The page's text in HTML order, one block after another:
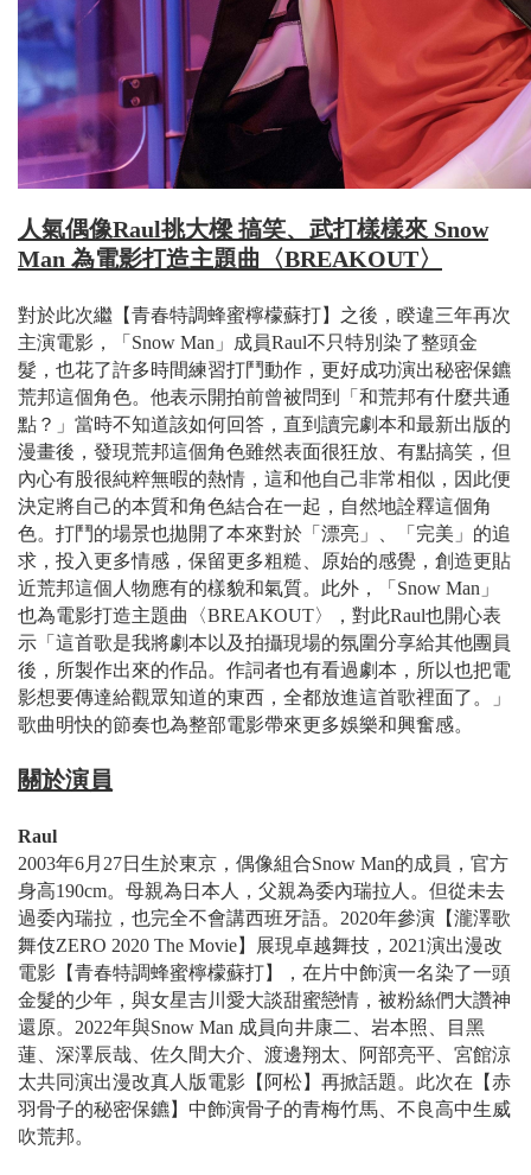
人氣偶像Raul挑大樑 搞笑、武打樣樣來 Snow
Man 為電影打造主題曲〈BREAKOUT〉
對於此次繼【青春特調蜂蜜檸檬蘇打】之後，睽違三年再次
主演電影，「Snow Man」成員Raul不只特別染了整頭金
髮，也花了許多時間練習打鬥動作，更好成功演出秘密保鑣
荒邦這個角色。他表示開拍前曾被問到「和荒邦有什麼共通
點？」當時不知道該如何回答，直到讀完劇本和最新出版的
漫畫後，發現荒邦這個角色雖然表面很狂放、有點搞笑，但
內心有股很純粹無暇的熱情，這和他自己非常相似，因此便
決定將自己的本質和角色結合在一起，自然地詮釋這個角
色。打鬥的場景也拋開了本來對於「漂亮」、「完美」的追
求，投入更多情感，保留更多粗糙、原始的感覺，創造更貼
近荒邦這個人物應有的樣貌和氣質。此外，「Snow Man」
也為電影打造主題曲〈BREAKOUT〉，對此Raul也開心表
示「這首歌是我將劇本以及拍攝現場的氛圍分享給其他團員
後，所製作出來的作品。作詞者也有看過劇本，所以也把電
影想要傳達給觀眾知道的東西，全都放進這首歌裡面了。」
歌曲明快的節奏也為整部電影帶來更多娛樂和興奮感。
關於演員
Raul
2003年6月27日生於東京，偶像組合Snow Man的成員，官方
身高190cm。母親為日本人，父親為委內瑞拉人。但從未去
過委內瑞拉，也完全不會講西班牙語。2020年參演【瀧澤歌
舞伎ZERO 2020 The Movie】展現卓越舞技，2021演出漫改
電影【青春特調蜂蜜檸檬蘇打】，在片中飾演一名染了一頭
金髮的少年，與女星吉川愛大談甜蜜戀情，被粉絲們大讚神
還原。2022年與Snow Man 成員向井康二、岩本照、目黑
蓮、深澤辰哉、佐久間大介、渡邊翔太、阿部亮平、宮館涼
太共同演出漫改真人版電影【阿松】再掀話題。此次在【赤
羽骨子的秘密保鑣】中飾演骨子的青梅竹馬、不良高中生威
吹荒邦。